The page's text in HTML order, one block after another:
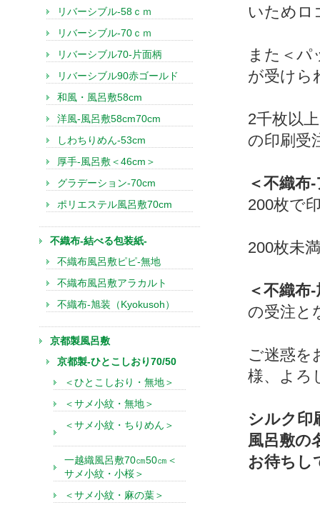
いためロ
また＜パ
が受けら
2千枚以
の印刷受
＜不織布
200枚で
200枚未
＜不織布
の受注と
ご迷惑を
様、よろ
シルク印
風呂敷の
お待ちし
リバーシブル-58ｃｍ
リバーシブル-70ｃｍ
リバーシブル70-片面柄
リバーシブル90赤ゴールド
和風・風呂敷58cm
洋風-風呂敷58cm70cm
しわちりめん-53cm
厚手-風呂敷＜46cm＞
グラデーション-70cm
ポリエステル風呂敷70cm
不織布-結べる包装紙-
不織布風呂敷ピピ-無地
不織布風呂敷アラカルト
不織布-旭装（Kyokusoh）
京都製風呂敷
京都製-ひとこしおり70/50
＜ひとこしおり・無地＞
＜サメ小紋・無地＞
＜サメ小紋・ちりめん＞
一越織風呂敷70㎝50㎝＜
サメ小紋・小桜＞
＜サメ小紋・麻の葉＞